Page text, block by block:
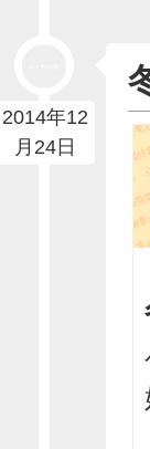
2014年12
月24日